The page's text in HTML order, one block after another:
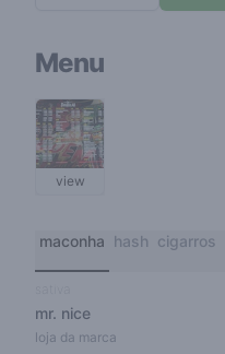
Menu
view
maconha hash cigarros
mr. nice
loja da marca